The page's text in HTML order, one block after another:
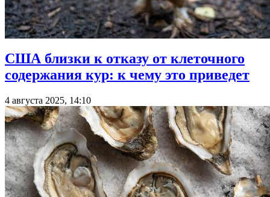
США близки к отказу от клеточного
содержания кур: к чему это приведет
4 августа 2025, 14:10